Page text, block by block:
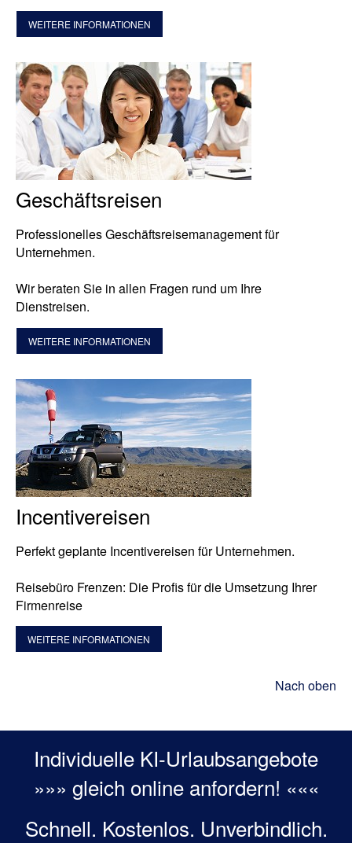
WEITERE INFORMATIONEN
Geschäftsreisen
Professionelles Geschäftsreisemanagement für
Unternehmen.
Wir beraten Sie in allen Fragen rund um Ihre
Dienstreisen.
WEITERE INFORMATIONEN
Incentivereisen
Perfekt geplante Incentivereisen für Unternehmen.
Reisebüro Frenzen: Die Profis für die Umsetzung Ihrer
Firmenreise
WEITERE INFORMATIONEN
Nach oben
Individuelle KI-Urlaubsangebote
»»» gleich online anfordern! «««
Schnell. Kostenlos. Unverbindlich.